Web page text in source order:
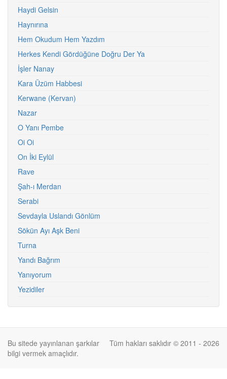
Haydi Gelsin
Haynırına
Hem Okudum Hem Yazdım
Herkes Kendi Gördüğüne Doğru Der Ya
İşler Nanay
Kara Üzüm Habbesi
Kerwane (Kervan)
Nazar
O Yanı Pembe
Oi Oi
On İki Eylül
Rave
Şah-ı Merdan
Serabi
Sevdayla Uslandı Gönlüm
Sökün Ayı Aşk Beni
Turna
Yandı Bağrım
Yanıyorum
Yezidiler
Tüm hakları saklıdır © 2011 - 2026
Bu sitede yayınlanan şarkılar
bilgi vermek amaçlıdır.